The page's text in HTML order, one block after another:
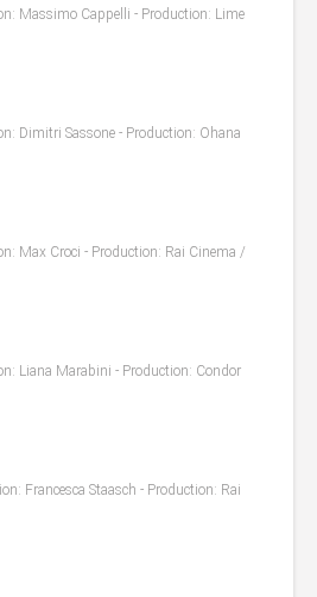
Massimo Cappelli - Production: Lime
Dimitri Sassone - Production: Ohana
Max Croci - Production: Rai Cinema /
Liana Marabini - Production: Condor
Francesca Staasch - Production: Rai